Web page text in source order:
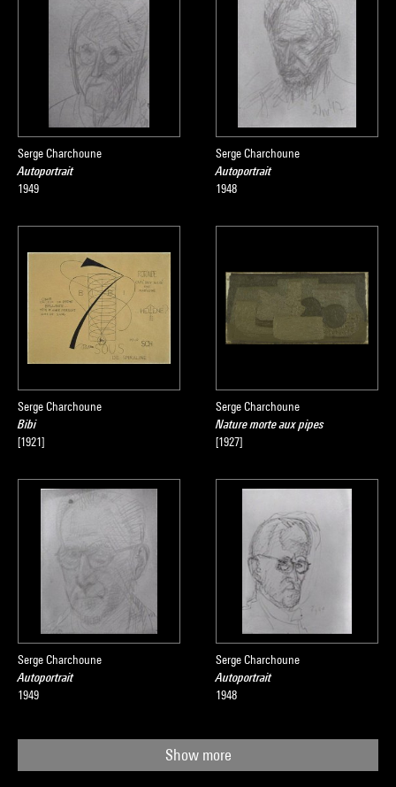
Serge Charchoune
Autoportrait
1949
Serge Charchoune
Autoportrait
1948
Serge Charchoune
Bibi
[1921]
Serge Charchoune
Nature morte aux pipes
[1927]
Serge Charchoune
Autoportrait
1949
Serge Charchoune
Autoportrait
1948
Show more